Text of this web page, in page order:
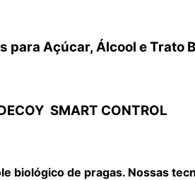
para Açúcar, Álcool e Trato
SMART CONTROL
de pragas. Nossas